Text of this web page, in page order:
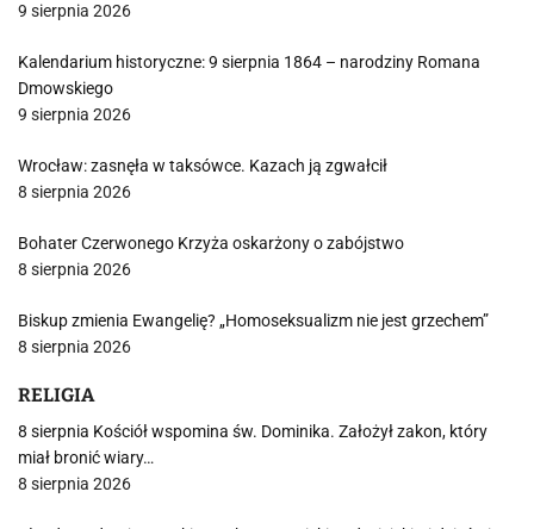
9 sierpnia 2026
Kalendarium historyczne: 9 sierpnia 1864 – narodziny Romana
Dmowskiego
9 sierpnia 2026
Wrocław: zasnęła w taksówce. Kazach ją zgwałcił
8 sierpnia 2026
Bohater Czerwonego Krzyża oskarżony o zabójstwo
8 sierpnia 2026
Biskup zmienia Ewangelię? „Homoseksualizm nie jest grzechem”
8 sierpnia 2026
RELIGIA
8 sierpnia Kościół wspomina św. Dominika. Założył zakon, który
miał bronić wiary…
8 sierpnia 2026